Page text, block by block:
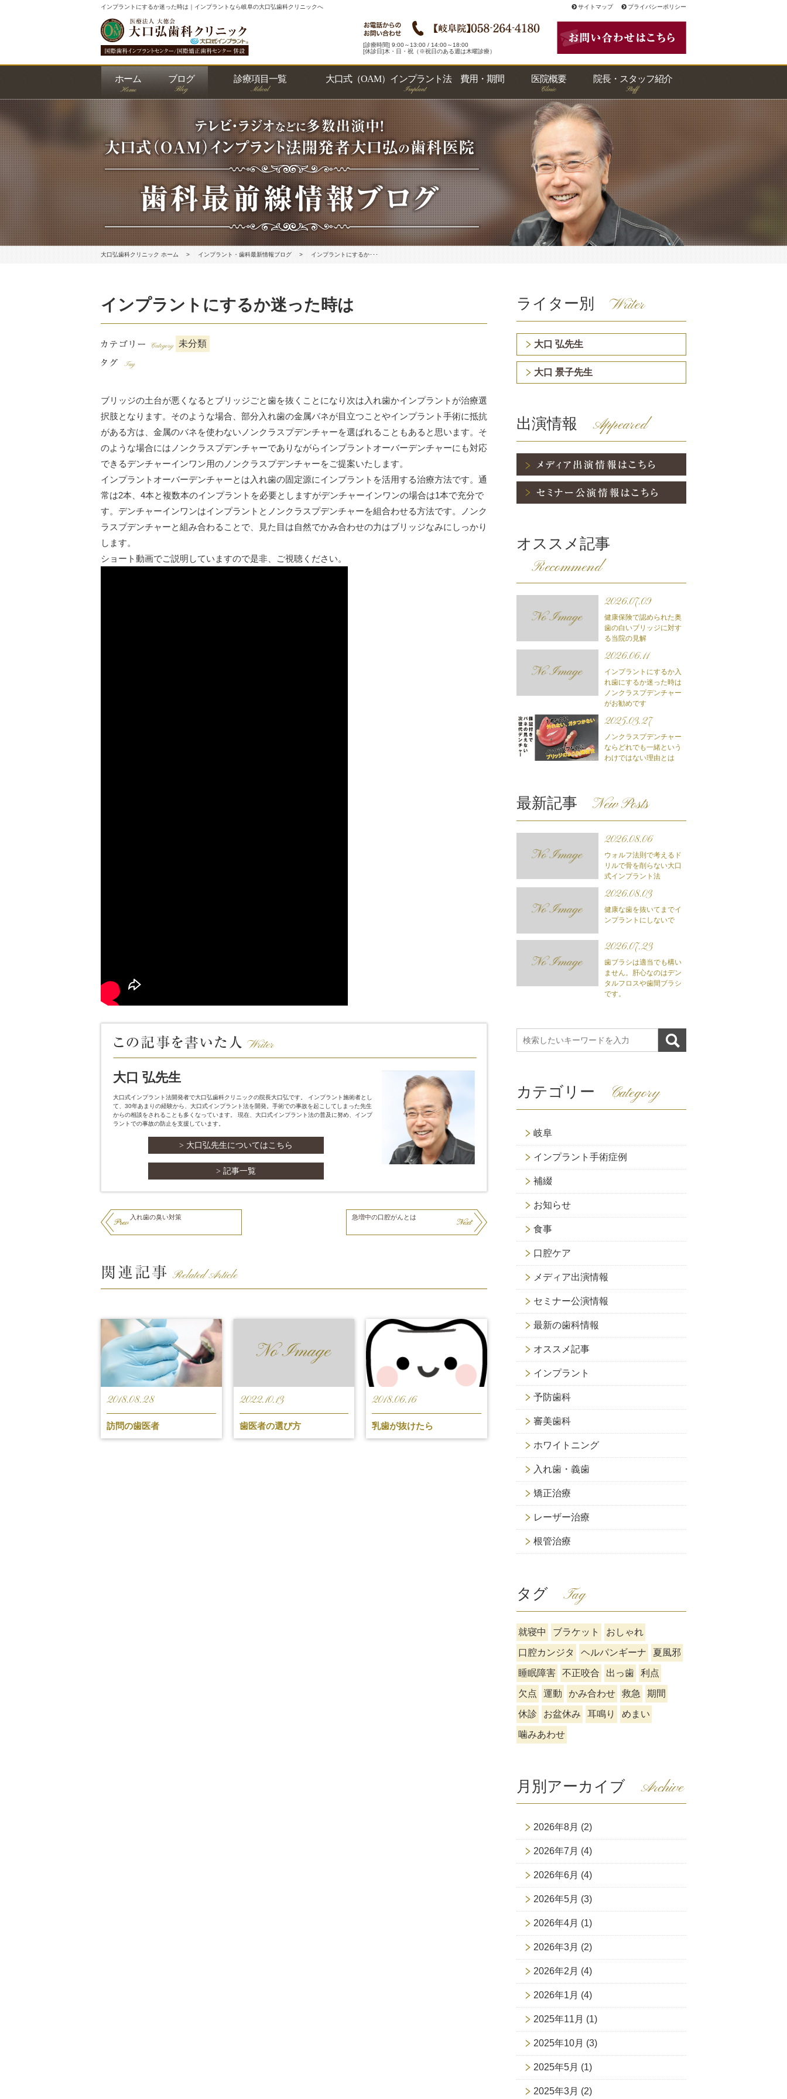
インプラントにするか迷った時は｜インプラントなら岐阜の大口弘歯科クリニックへ サイトマップ プライバシーポリシー
[診療時間] 9:00～13:00 / 14:00～18:00
[休診日]木・日・祝（※祝日のある週は木曜診療）
ホーム ブログ 診療項目一覧
インプラント法
大口式（OAM）インプラント法 費用・期間 医院概要 院長・スタッフ紹介
大口弘歯科クリニック ホーム インプラント・歯科最新情報ブログ インプラントにするか･･･
インプラントにするか迷った時は
未分類
ブリッジの土台が悪くなるとブリッジごと歯を抜くことになり次は入れ歯かインプラントが治療選
択肢となります。そのような場合、部分入れ歯の金属バネが目立つことやインプラント手術に抵抗
がある方は、金属のバネを使わないノンクラスプデンチャーを選ばれることもあると思います。そ
のような場合にはノンクラスプデンチャーでありながらインプラントオーバーデンチャーにも対応
できるデンチャーインワン用のノンクラスプデンチャーをご提案いたします。
インプラントオーバーデンチャーとは入れ歯の固定源にインプラントを活用する治療方法です。通
常は2本、4本と複数本のインプラントを必要としますがデンチャーインワンの場合は1本で充分で
す。デンチャーインワンはインプラントとノンクラスプデンチャーを組合わせる方法です。ノンク
ラスプデンチャーと組み合わることで、見た目は自然でかみ合わせの力はブリッジなみにしっかり
します。
ショート動画でご説明していますので是非、ご視聴ください。
大口 弘先生
大口式インプラント法開発者で大口弘歯科クリニックの院長大口弘です。 インプラント施術者とし
て、30年あまりの経験から、大口式インプラント法を開発。手術での事故を起こしてしまった先生
からの相談をされることも多くなっています。 現在、大口式インプラント法の普及に努め、インプ
ラントでの事故の防止を支援しています。
> 大口弘先生についてはこちら
> 記事一覧
入れ歯の臭い対策 急増中の口腔がんとは
2018.08.28
訪問の歯医者
2022.10.13
歯医者の選び方
2018.06.16
乳歯が抜けたら
ライター別 Writer
大口 弘先生
大口 景子先生
出演情報 Appeared
オススメ記事
Recommend
2026.07.09
健康保険で認められた奥
歯の白いブリッジに対す
る当院の見解
2026.06.11
インプラントにするか入
れ歯にするか迷った時は
ノンクラスプデンチャー
がお勧めです
2025.03.27
ノンクラスプデンチャー
ならどれでも一緒という
わけではない理由とは
最新記事 New Posts
2026.08.06
ウォルフ法則で考えるド
リルで骨を削らない大口
式インプラント法
2026.08.03
健康な歯を抜いてまでイ
ンプラントにしないで
2026.07.23
歯ブラシは適当でも構い
ません。肝心なのはデン
タルフロスや歯間ブラシ
です。
カテゴリー Category
岐阜
インプラント手術症例
補綴
お知らせ
食事
口腔ケア
メディア出演情報
セミナー公演情報
最新の歯科情報
オススメ記事
インプラント
予防歯科
審美歯科
ホワイトニング
入れ歯・義歯
矯正治療
レーザー治療
根管治療
タグ Tag
就寝中 ブラケット おしゃれ
口腔カンジタ ヘルパンギーナ 夏風邪
睡眠障害 不正咬合 出っ歯 利点
欠点 運動 かみ合わせ 救急 期間
休診 お盆休み 耳鳴り めまい
噛みあわせ
月別アーカイブ Archive
2026年8月 (2)
2026年7月 (4)
2026年6月 (4)
2026年5月 (3)
2026年4月 (1)
2026年3月 (2)
2026年2月 (4)
2026年1月 (4)
2025年11月 (1)
2025年10月 (3)
2025年5月 (1)
2025年3月 (2)